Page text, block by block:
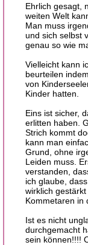
Ehrlich gesagt,
weiten Welt
Man muss
und sich selbst
genau so wie
Vielleicht kann
beurteilen
von
Kinder hatten.
Eins ist sicher,
erlitten haben.
Strich kommt
kann man
Grund, ohne
Leiden muss.
verstanden,
ich glaube,
wirklich
Kommetaren in
Ist es nicht
durchgemacht
sein können!!!!